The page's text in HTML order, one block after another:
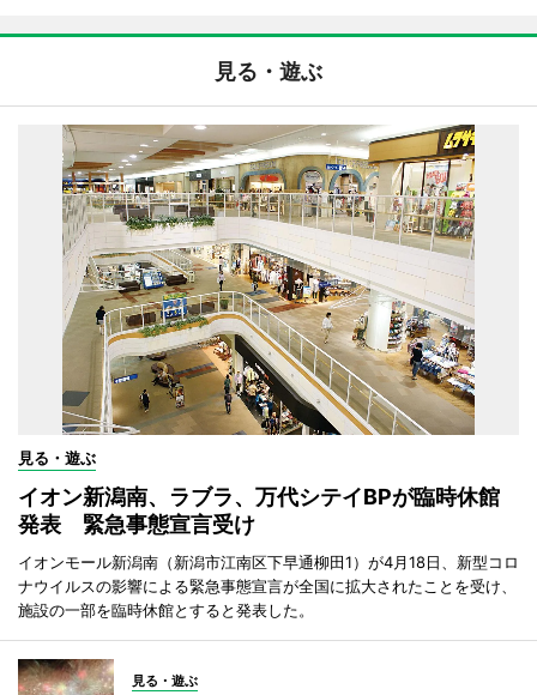
見る・遊ぶ
見る・遊ぶ
イオン新潟南、ラブラ、万代シテイBPが臨時休館
発表 緊急事態宣言受け
イオンモール新潟南（新潟市江南区下早通柳田1）が4月18日、新型コロ
ナウイルスの影響による緊急事態宣言が全国に拡大されたことを受け、
施設の一部を臨時休館とすると発表した。
見る・遊ぶ